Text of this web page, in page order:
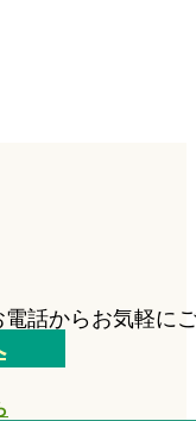
話からお気軽に